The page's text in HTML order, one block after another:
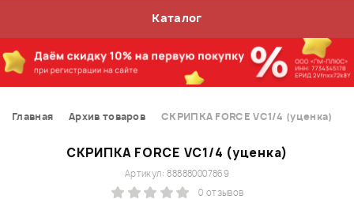
Каталог
Главная Архив товаров СКРИПКА FORCE VC1/4 (уценка)
СКРИПКА FORCE VC1/4 (уценка)
Артикул: 888880007869
0 отзывов